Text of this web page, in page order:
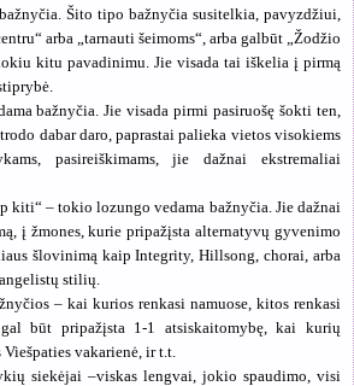
Šito tipo bažnyčia susitelkia, pavyzdžiui,
arba „tarnauti šeimoms“, arba galbūt „Žodžio
kitu pavadinimu. Jie visada tai iškelia į pirmą
bažnyčia. Jie visada pirmi pasiruošę šokti ten,
dabar daro, paprastai palieka vietos visokiems
pasireiškimams, jie dažnai ekstremaliai
kiti“ – tokio lozungo vedama bažnyčia. Jie dažnai
į žmones, kurie pripažįsta alternatyvų gyvenimo
šlovinimą kaip Integrity, Hillsong, chorai, arba
stilių.
– kai kurios renkasi namuose, kitos renkasi
būt pripažįsta 1-1 atsiskaitomybę, kai kurių
vakarienė, ir t.t.
siekėjai –viskas lengvai, jokio spaudimo, visi